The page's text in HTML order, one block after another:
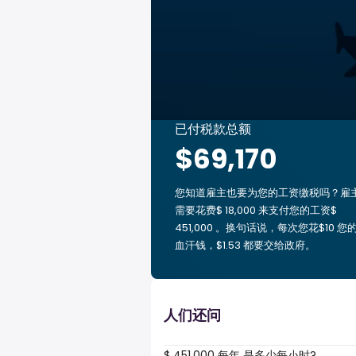
已付税款总额
$69,170
您知道雇主也要为您的工资缴税吗？雇
需要花费$ 18,000 来支付您的工资$
451,000 。换句话说，每次您花$10 您
血汗钱，$1.53 都要交给政府。
人们还问